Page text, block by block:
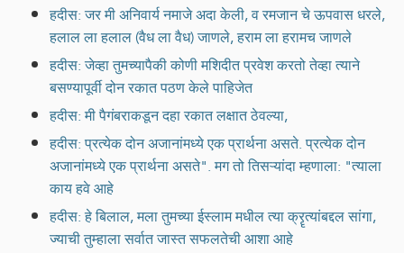
हदीस: जर मी अनिवार्य नमाजे अदा केली, व रमजान चे ऊपवास धरले,
हलाल ला हलाल (वैध ला वैध) जाणले, हराम ला हरामच जाणले
हदीस: जेव्हा तुमच्यापैकी कोणी मशिदीत प्रवेश करतो तेव्हा त्याने
बसण्यापूर्वी दोन रकात पठण केले पाहिजेत
हदीस: मी पैगंबराकडून दहा रकात लक्षात ठेवल्या,
हदीस: प्रत्येक दोन अजानांमध्ये एक प्रार्थना असते. प्रत्येक दोन
अजानांमध्ये एक प्रार्थना असते". मग तो तिसऱ्यांदा म्हणाला: "त्याला
काय हवे आहे
हदीस: हे बिलाल, मला तुमच्या ईस्लाम मधील त्या क्रॄत्यांबद्दल सांगा,
ज्याची तुम्हाला सर्वात जास्त सफलतेची आशा आहे